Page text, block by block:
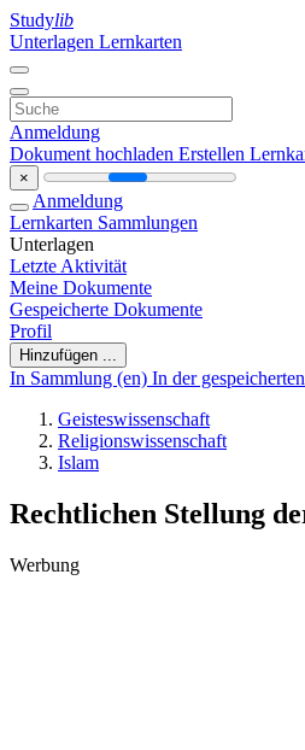
Studylib
Unterlagen Lernkarten
Anmeldung
Dokument hochladen Erstellen
×
Anmeldung
Lernkarten Sammlungen
Unterlagen
Letzte Aktivität
Meine Dokumente
Gespeicherte Dokumente
Profil
Hinzufügen ...
In Sammlung (en) In der gespeicherten
Geisteswissenschaft
Religionswissenschaft
Islam
Rechtlichen Stellung
Werbung